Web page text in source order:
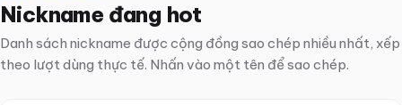
Nickname đang hot
Danh sách nickname được cộng đồng sao chép nhiều nhất, xếp
theo lượt dùng thực tế. Nhấn vào một tên để sao chép.